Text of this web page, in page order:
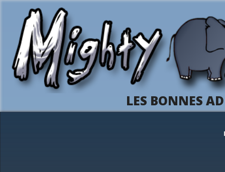
LES BONNES